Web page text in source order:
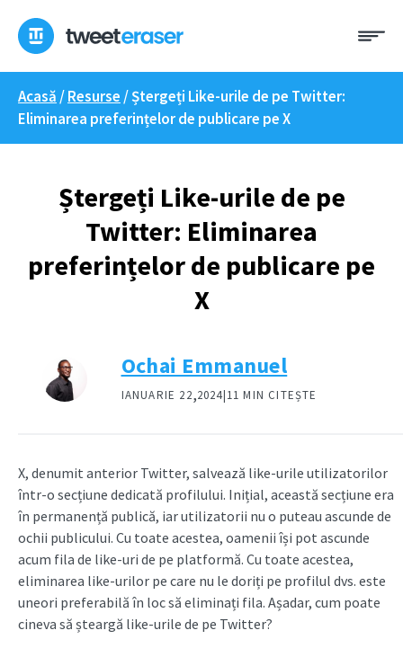
conținut
Acasă /Resurse /Ștergeți Like-urile de pe Twitter:
Eliminarea preferințelor de publicare pe X
Ștergeți Like-urile de pe
Twitter: Eliminarea
preferințelor de publicare pe
X
Ochai Emmanuel
IANUARIE 22,2024|11 MIN CITEȘTE
X, denumit anterior Twitter, salvează like-urile utilizatorilor
într-o secțiune dedicată profilului. Inițial, această secțiune era
în permanență publică, iar utilizatorii nu o puteau ascunde de
ochii publicului. Cu toate acestea, oamenii își pot ascunde
acum fila de like-uri de pe platformă. Cu toate acestea,
eliminarea like-urilor pe care nu le doriți pe profilul dvs. este
uneori preferabilă în loc să eliminați fila. Așadar, cum poate
cineva să șteargă like-urile de pe Twitter?